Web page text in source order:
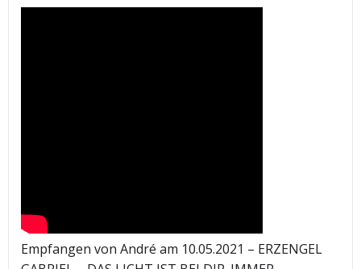
Empfangen von André am 10.05.2021 – ERZENGEL